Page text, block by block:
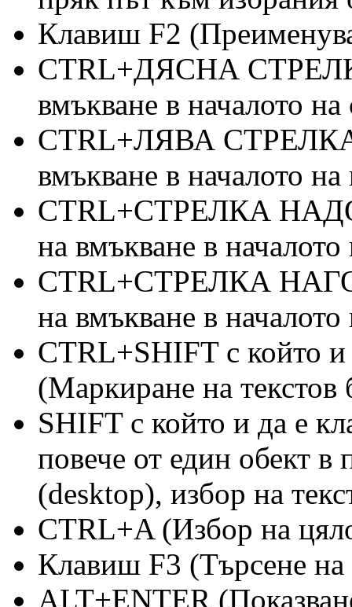
Клавиш F2
CTRL+ДЯСНА
вмъкване в началото
CTRL+ЛЯВА СТРЕЛКА
вмъкване в началото
CTRL+СТРЕЛКА
на вмъкване в
CTRL+СТРЕЛКА
на вмъкване в
CTRL+SHIFT с който и
(Маркиране на текстов
SHIFT с който и да е
повече от един обект в
(desktop), избор на
CTRL+A (Избор на
Клавиш F3 (Търсене
ALT+ENTER